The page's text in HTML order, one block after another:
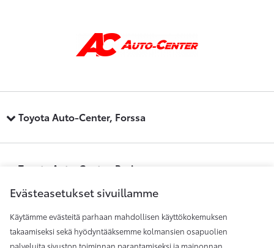
Toyota Auto-Center, Forssa
Toyota Auto-Center, Pori
Toyota Auto-Center, Raisio
Evästeasetukset sivuillamme
Käytämme evästeitä parhaan mahdollisen käyttökokemuksen
takaamiseksi sekä hyödyntääksemme kolmansien osapuolien
palveluita sivuston toiminnan parantamiseksi ja mainonnan